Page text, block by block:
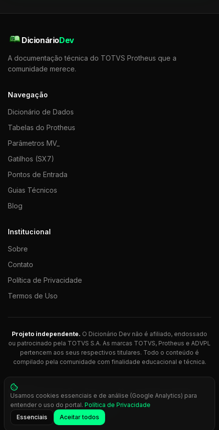
DicionárioDev
A documentação técnica do TOTVS Protheus que a
comunidade merece.
Navegação
Dicionário de Dados
Tabelas do Protheus
Parâmetros MV_
Gatilhos (SX7)
Pontos de Entrada
Guias Técnicos
Blog
Institucional
Sobre
Contato
Política de Privacidade
Termos de Uso
Projeto independente. O Dicionário Dev não é afiliado, endossado
ou patrocinado pela TOTVS S.A. As marcas TOTVS, Protheus e ADVPL
pertencem aos seus respectivos titulares. Todo o conteúdo é
compilado pela comunidade com finalidade educacional e técnica.
© 2026 Dicionário Dev. Feito com 💚 para desenvolvedores
Protheus.
Press Ctrl+K
Usamos cookies essenciais e de análise (Google Analytics) para
entender o uso do portal. Política de Privacidade
Essenciais
Aceitar todos